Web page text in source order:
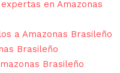
en Amazonas
a Amazonas Brasileño
Brasileño
Brasileño